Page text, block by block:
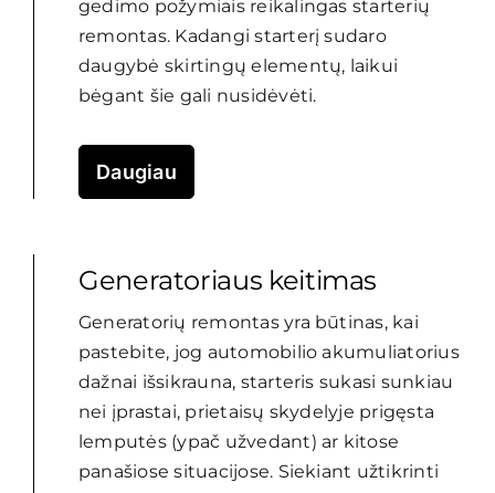
gedimo požymiais reikalingas starterių
remontas. Kadangi starterį sudaro
daugybė skirtingų elementų, laikui
bėgant šie gali nusidėvėti.
Daugiau
Generatoriaus keitimas
Generatorių remontas yra būtinas, kai
pastebite, jog automobilio akumuliatorius
dažnai išsikrauna, starteris sukasi sunkiau
nei įprastai, prietaisų skydelyje prigęsta
lemputės (ypač užvedant) ar kitose
panašiose situacijose. Siekiant užtikrinti